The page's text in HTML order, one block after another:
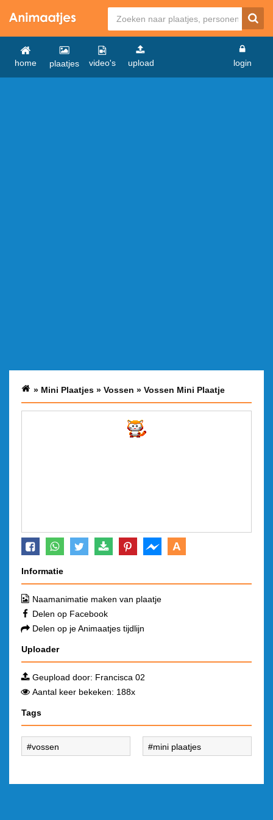
home plaatjes video's upload login
» Mini Plaatjes » Vossen » Vossen Mini Plaatje
A
Informatie
Naamanimatie maken van plaatje
Delen op Facebook
Delen op je Animaatjes tijdlijn
Uploader
Geupload door: Francisca 02
Aantal keer bekeken: 188x
Tags
vossen mini plaatjes